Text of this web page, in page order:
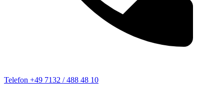
Telefon +49 7132 / 488 48 10